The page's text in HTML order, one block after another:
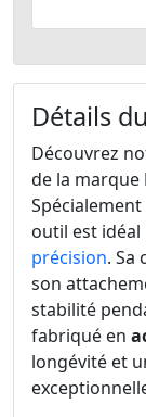
Détails
Découvrez
de la marque
outil est
précision. Sa
son
stabilité
fabriqué en
longévité et